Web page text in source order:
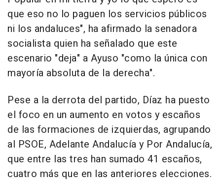
que eso no lo paguen los servicios públicos
ni los andaluces", ha afirmado la senadora
socialista quien ha señalado que este
escenario "deja" a Ayuso "como la única con
mayoría absoluta de la derecha".
Pese a la derrota del partido, Díaz ha puesto
el foco en un aumento en votos y escaños
de las formaciones de izquierdas, agrupando
al PSOE, Adelante Andalucía y Por Andalucía,
que entre las tres han sumado 41 escaños,
cuatro más que en las anteriores elecciones.